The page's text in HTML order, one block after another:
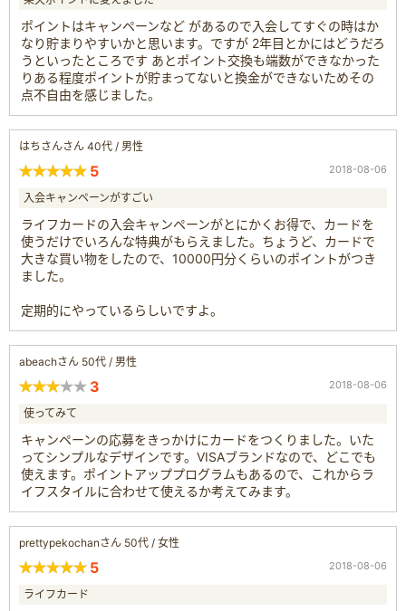
ポイントはキャンペーンなど があるので入会してすぐの時はか
なり貯まりやすいかと思います。ですが 2年目とかにはどうだろ
うといったところです あとポイント交換も端数ができなかった
りある程度ポイントが貯まってないと換金ができないためその
点不自由を感じました。
はちさんさん 40代 / 男性
5 2018-08-06
入会キャンペーンがすごい
ライフカードの入会キャンペーンがとにかくお得で、カードを
使うだけでいろんな特典がもらえました。ちょうど、カードで
大きな買い物をしたので、10000円分くらいのポイントがつき
ました。
定期的にやっているらしいですよ。
abeachさん 50代 / 男性
3 2018-08-06
使ってみて
キャンペーンの応募をきっかけにカードをつくりました。いた
ってシンプルなデザインです。VISAブランドなので、どこでも
使えます。ポイントアッププログラムもあるので、これからラ
イフスタイルに合わせて使えるか考えてみます。
prettypekochanさん 50代 / 女性
5 2018-08-06
ライフカード